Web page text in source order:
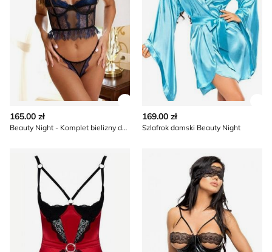
165.00 zł
Beauty Night - Komplet bielizny damskiej koronkowy
169.00 zł
Szlafrok damski Beauty Night
Komplet bielizny damskiej koronkowy Beauty Night
Beauty Night - Komplet